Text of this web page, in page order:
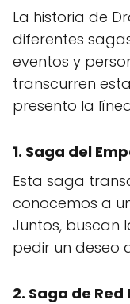
La historia de
diferentes
eventos y
transcurren
presento la
1. Saga del
Esta saga
conocemos a
Juntos, buscan
pedir un deseo
2. Saga de Red